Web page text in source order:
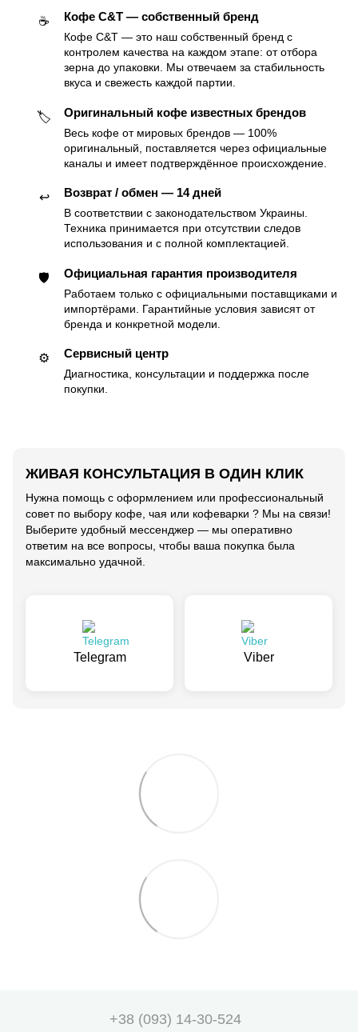
☕️ Кофе C&T — собственный бренд
Кофе C&T — это наш собственный бренд с
контролем качества на каждом этапе: от отбора
зерна до упаковки. Мы отвечаем за стабильность
вкуса и свежесть каждой партии.
🏷 Оригинальный кофе известных брендов
Весь кофе от мировых брендов — 100%
оригинальный, поставляется через официальные
каналы и имеет подтверждённое происхождение.
↩️ Возврат / обмен — 14 дней
В соответствии с законодательством Украины.
Техника принимается при отсутствии следов
использования и с полной комплектацией.
🛡 Официальная гарантия производителя
Работаем только с официальными поставщиками и
импортёрами. Гарантийные условия зависят от
бренда и конкретной модели.
⚙️ Сервисный центр
Диагностика, консультации и поддержка после
покупки.
ЖИВАЯ КОНСУЛЬТАЦИЯ В ОДИН КЛИК
Нужна помощь с оформлением или профессиональный
совет по выбору кофе, чая или кофеварки ? Мы на связи!
Выберите удобный мессенджер — мы оперативно
ответим на все вопросы, чтобы ваша покупка была
максимально удачной.
Telegram Viber
+38 (093) 14-30-524